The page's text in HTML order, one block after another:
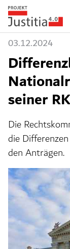
03.12.2024
seiner
Die
die
den Anträgen.